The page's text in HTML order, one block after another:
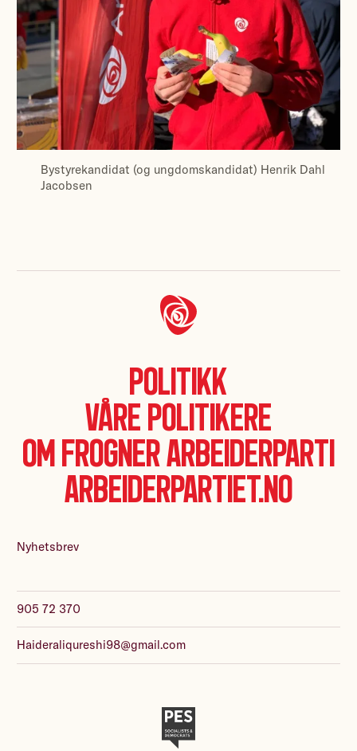
Bystyrekandidat (og ungdomskandidat) Henrik Dahl
Jacobsen
Politikk
Våre politikere
Om Frogner Arbeiderparti
Arbeiderpartiet.no
905 72 370
Haideraliqureshi98@gmail.com
Nyhetsbrev